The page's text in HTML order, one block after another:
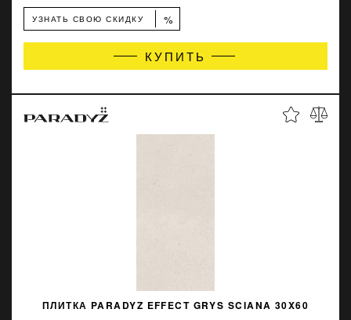
УЗНАТЬ СВОЮ СКИДКУ %
КУПИТЬ
ПЛИТКА PARADYZ EFFECT GRYS SCIANA 30X60